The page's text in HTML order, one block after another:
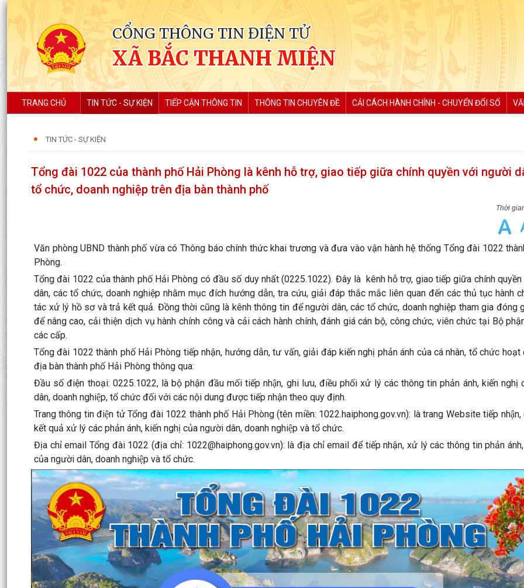
CỔNG THÔNG TIN ĐIỆN TỬ
XÃ BẮC THANH MIỆN
TRANG CHỦ TIN TỨC - SỰ KIỆN TIẾP CẬN THÔNG TIN THÔNG TIN CHUYÊN ĐỀ CẢI CÁCH HÀNH CHÍNH - CHUYỂN ĐỔI SỐ
TIN TỨC - SỰ KIỆN
Tổng đài 1022 của thành phố Hải Phòng là kênh hỗ trợ, giao tiếp giữa chính quyền với người
tổ chức, doanh nghiệp trên địa bàn thành phố
Văn phòng UBND thành phố vừa có Thông báo chính thức khai trương và đưa vào vận hành hệ thống Tổng đài 1022
Phòng.
Tổng đài 1022 của thành phố Hải Phòng có đầu số duy nhất (0225.1022). Đây là kênh hỗ trợ, giao tiếp giữa chính
dân, các tổ chức, doanh nghiệp nhằm mục đích hướng dẫn, tra cứu, giải đáp thắc mắc liên quan đến các thủ tục hành
tác xử lý hồ sơ và trả kết quả. Đồng thời cũng là kênh thông tin để người dân, các tổ chức, doanh nghiệp tham gia đóng
để nâng cao, cải thiện dịch vụ hành chính công và cải cách hành chính, đánh giá cán bộ, công chức, viên chức tại Bộ
các cấp.
Tổng đài 1022 thành phố Hải Phòng tiếp nhận, hướng dẫn, tư vấn, giải đáp kiến nghị phản ánh của cá nhân, tổ chức hoạt
địa bàn thành phố Hải Phòng thông qua:
Đầu số điện thoại: 0225.1022, là bộ phận đầu mối tiếp nhận, ghi lưu, điều phối xử lý các thông tin phản ánh, kiến nghị
dân, doanh nghiệp, tổ chức đối với các nội dung được tiếp nhận theo quy định.
Trang thông tin điện tử Tổng đài 1022 thành phố Hải Phòng (tên miền: 1022.haiphong.gov.vn): là trang Website tiếp nhận,
kết quả xử lý các phản ánh, kiến nghị của người dân, doanh nghiệp và tổ chức.
Địa chỉ email Tổng đài 1022 (địa chỉ: 1022@haiphong.gov.vn): là địa chỉ email để tiếp nhận, xử lý các thông tin phản
của người dân, doanh nghiệp và tổ chức.